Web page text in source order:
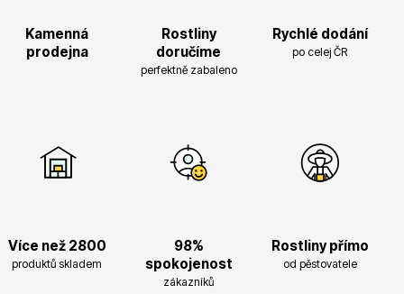
Cibuloviny
Kamenná
prodejna
Rostliny
doručíme
perfektně zabaleno
Rychlé dodání
po celej ČR
Více než 2800
produktů skladem
98%
spokojenost
zákazníků
Rostliny přímo
od pěstovatele